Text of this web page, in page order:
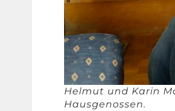
Helmut und Karin
Hausgenossen.